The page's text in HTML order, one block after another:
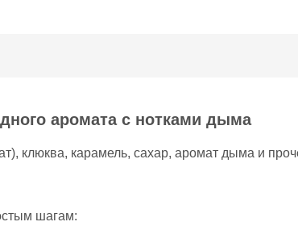
аромата с нотками дыма
клюква, карамель, сахар, аромат дыма и
шагам: